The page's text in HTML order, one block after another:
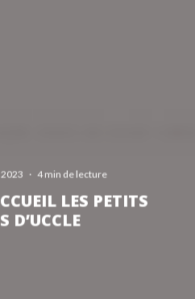
· 4 min de lecture
LES PETITS
D’UCCLE